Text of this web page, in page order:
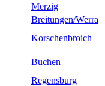
Merzig
Breitungen/Werra
Korschenbroich
Buchen
Regensburg